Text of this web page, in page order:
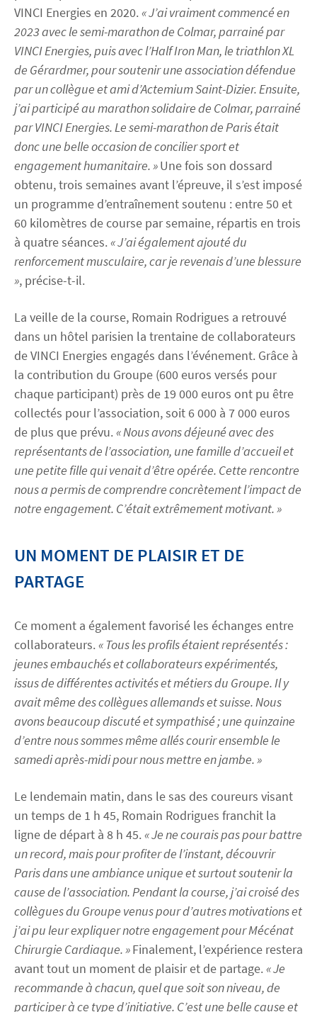
VINCI Energies en 2020.« J’ai vraiment commencé en
2023 avec le semi-marathon de Colmar, parrainé par
VINCI Energies, puis avec l’Half Iron Man, le triathlon XL
de Gérardmer, pour soutenir une association défendue
par un collègue et ami d’Actemium Saint-Dizier. Ensuite,
j’ai participé au marathon solidaire de Colmar, parrainé
par VINCI Energies. Le semi-marathon de Paris était
donc une belle occasion de concilier sport et
engagement humanitaire. »Une fois son dossard
obtenu, trois semaines avant l’épreuve, il s’est imposé
un programme d’entraînement soutenu : entre 50 et
60 kilomètres de course par semaine, répartis en trois
à quatre séances.« J’ai également ajouté du
renforcement musculaire, car je revenais d’une blessure
», précise-t-il.
La veille de la course, Romain Rodrigues a retrouvé
dans un hôtel parisien la trentaine de collaborateurs
de VINCI Energies engagés dans l’événement. Grâce à
la contribution du Groupe (600 euros versés pour
chaque participant) près de 19 000 euros ont pu être
collectés pour l’association, soit 6 000 à 7 000 euros
de plus que prévu.« Nous avons déjeuné avec des
représentants de l’association, une famille d’accueil et
une petite fille qui venait d’être opérée. Cette rencontre
nous a permis de comprendre concrètement l’impact de
notre engagement. C’était extrêmement motivant. »
UN MOMENT DE PLAISIR ET DE
PARTAGE
Ce moment a également favorisé les échanges entre
collaborateurs.« Tous les profils étaient représentés :
jeunes embauchés et collaborateurs expérimentés,
issus de différentes activités et métiers du Groupe. Il y
avait même des collègues allemands et suisse. Nous
avons beaucoup discuté et sympathisé ; une quinzaine
d’entre nous sommes même allés courir ensemble le
samedi après-midi pour nous mettre en jambe. »
Le lendemain matin, dans le sas des coureurs visant
un temps de 1 h 45, Romain Rodrigues franchit la
ligne de départ à 8 h 45.« Je ne courais pas pour battre
un record, mais pour profiter de l’instant, découvrir
Paris dans une ambiance unique et surtout soutenir la
cause de l’association. Pendant la course, j’ai croisé des
collègues du Groupe venus pour d’autres motivations et
j’ai pu leur expliquer notre engagement pour Mécénat
Chirurgie Cardiaque. »Finalement, l’expérience restera
avant tout un moment de plaisir et de partage.« Je
recommande à chacun, quel que soit son niveau, de
participer à ce type d’initiative. C’est une belle cause et